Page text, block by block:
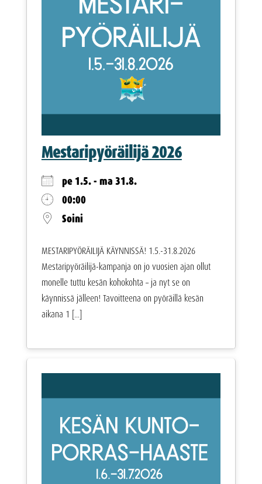
Mestaripyöräilijä 2026
pe 1.5. - ma 31.8.
00:00
Soini
MESTARIPYÖRÄILIJÄ KÄYNNISSÄ! 1.5.-31.8.2026
Mestaripyöräilijä-kampanja on jo vuosien ajan ollut
monelle tuttu kesän kohokohta – ja nyt se on
käynnissä jälleen! Tavoitteena on pyöräillä kesän
aikana 1 [...]